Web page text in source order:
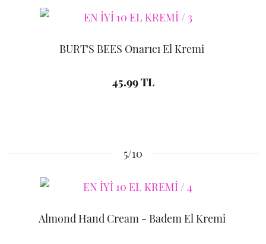
BURT'S BEES Onarıcı El Kremi
45.99 TL
5/10
Almond Hand Cream - Badem El Kremi